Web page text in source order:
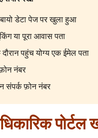
डेटा पेज पर खुला हुआ
या पूरा आवास पता
पहुंच योग्य एक ईमेल पता
नंबर
संपर्क फ़ोन नंबर
पोर्टल